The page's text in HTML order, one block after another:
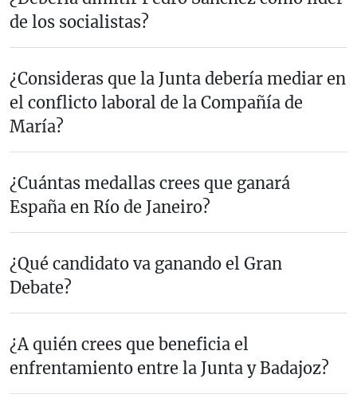
de los socialistas?
¿Consideras que la Junta debería mediar en
el conflicto laboral de la Compañía de
María?
¿Cuántas medallas crees que ganará
España en Río de Janeiro?
¿Qué candidato va ganando el Gran
Debate?
¿A quién crees que beneficia el
enfrentamiento entre la Junta y Badajoz?